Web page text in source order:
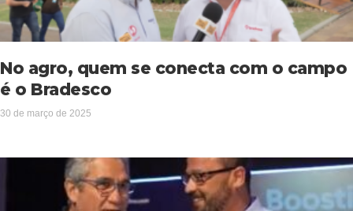
No agro, quem se conecta com o campo
é o Bradesco
30 de março de 2025